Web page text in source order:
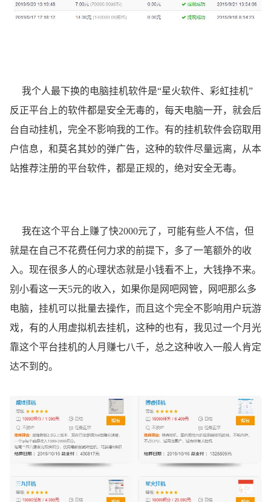
我个人最下换的电脑挂机软件是“星火软件、彩虹挂机”
反正平台上的软件都是安全无毒的，每天电脑一开，就会后
台自动挂机，完全不影响我的工作。有的挂机软件会窃取用
户信息，和莫名其妙的弹广告，这种的软件尽量远离，从本
站推荐注册的平台软件，都是正规的，绝对安全无毒。
我在这个平台上赚了快2000元了，可能有些人不信，但
就是在自己不花费任何力求的前提下，多了一笔额外的收
入。现在很多人的心理状态就是小钱看不上，大钱挣不来。
别小看这一天5元的收入，如果你是网吧网管，网吧那么多
电脑，挂机可以批量去操作，而且这个完全不影响用户玩游
戏，有的人用虚拟机去挂机，这种的也有，我见过一个月光
靠这个平台挂机的人月赚七八千，总之这种收入一般人肯定
达不到的。